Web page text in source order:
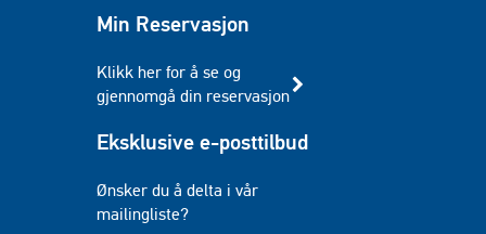
Min Reservasjon
Klikk her for å se og
gjennomgå din reservasjon
Eksklusive e-posttilbud
Ønsker du å delta i vår
mailingliste?